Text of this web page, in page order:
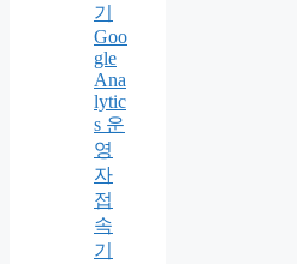
기
Goo
gle
Ana
lytic
s 운
영
자
접
속
기